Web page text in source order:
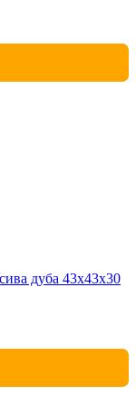
дуба 43х43х30